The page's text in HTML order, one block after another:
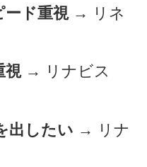
ード重視→ リネ
視→ リナビス
出したい → リナ